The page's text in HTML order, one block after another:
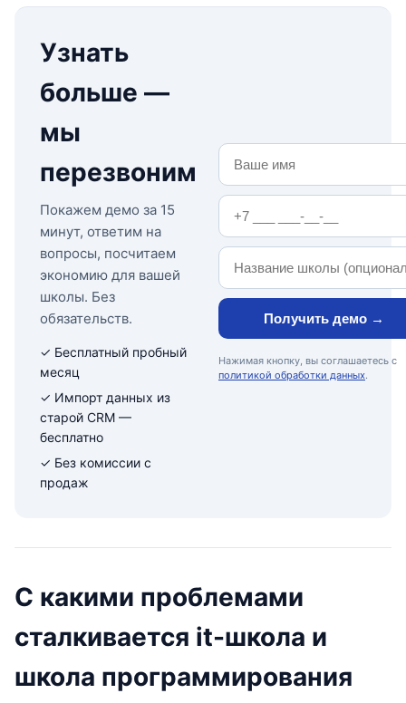
Узнать
больше —
мы
перезвоним
Покажем демо за 15
минут, ответим на
вопросы, посчитаем
экономию для вашей
школы. Без
обязательств.
✓ Бесплатный пробный
месяц
✓ Импорт данных из
старой CRM —
бесплатно
✓ Без комиссии с
продаж
Получить демо →
Нажимая кнопку, вы соглашаетесь с
политикой обработки данных.
С какими проблемами
сталкивается it-школа и
школа программирования